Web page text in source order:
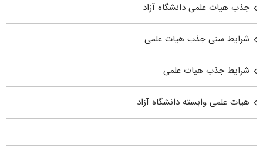
جذب هیات علمی دانشگاه آزاد
شرایط سنی جذب هیات علمی
شرایط جذب هیات علمی
هیات علمی وابسته دانشگاه آزاد